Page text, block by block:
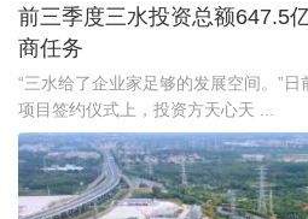
前三季度三水投资总额647.5
商任务
“三水给了企业家足够的发展空间。”
项目签约仪式上，投资方天心天 ...